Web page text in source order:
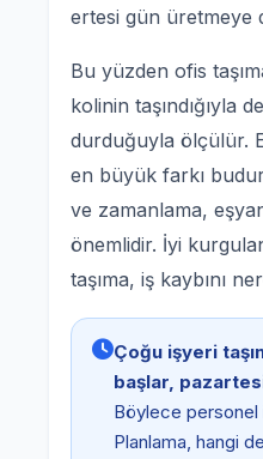
ertesi gün üretmeye
Bu yüzden ofis
kolinin taşındığıyla
durduğuyla ölçülür.
en büyük farkı
ve zamanlama,
önemlidir. İyi
taşıma, iş kaybını
Çoğu işyeri
başlar,
Böylece
Planlama, hangi